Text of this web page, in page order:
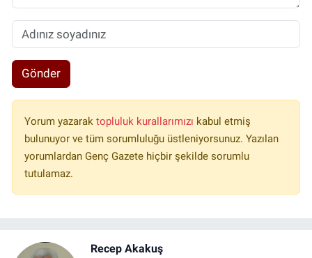
Gönder
Yorum yazarak topluluk kurallarımızı kabul etmiş
bulunuyor ve tüm sorumluluğu üstleniyorsunuz. Yazılan
yorumlardan Genç Gazete hiçbir şekilde sorumlu
tutulamaz.
Recep Akakuş